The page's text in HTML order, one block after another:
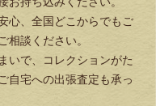
心、全国どこからでもご
相談ください。
いで、コレクションがた
自宅への出張査定も承っ